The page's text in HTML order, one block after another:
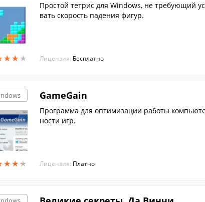
★★ ★
★★ ★
Простой тетрис для Windows, не требующий
вать скорость падения фигур.
Лицензия: Бесплатно
★★★
★★★
GameGain
Программа для оптимизации работы
ности игр.
Лицензия: Платно